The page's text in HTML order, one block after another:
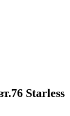
Starless